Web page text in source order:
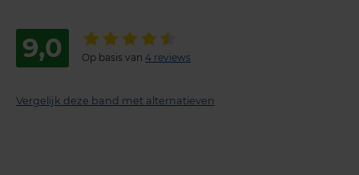
9,0 Op basis van 4 reviews
Vergelijk deze band met alternatieven